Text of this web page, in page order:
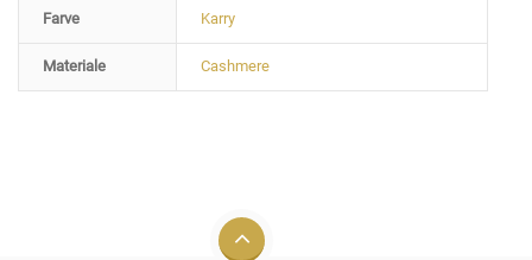
Farve Karry
Materiale Cashmere